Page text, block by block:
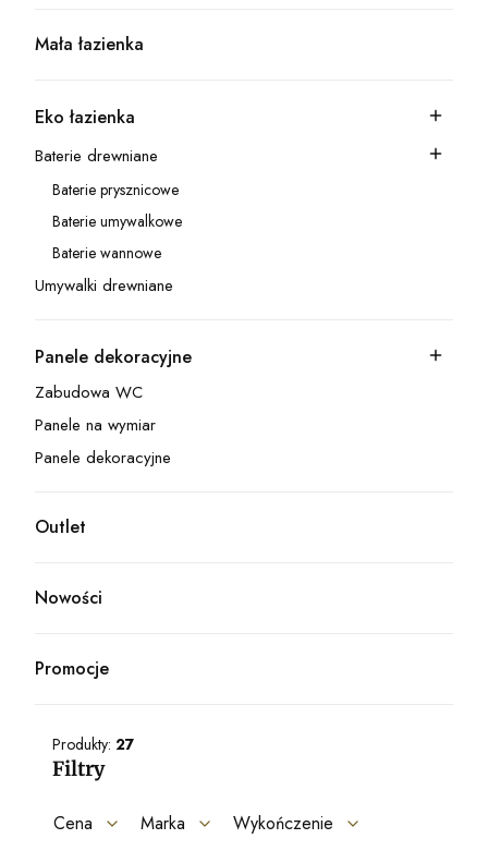
Kategoria - Mała łazienka
Mała łazienka
Kategoria - Eko łazienka
Eko łazienka
Kategoria - Baterie drewniane
Baterie drewniane
Kategoria - Baterie prysznicowe
Baterie prysznicowe
Kategoria - Baterie umywalkowe
Baterie umywalkowe
Kategoria - Baterie wannowe
Baterie wannowe
Kategoria - Umywalki drewniane
Umywalki drewniane
Kategoria - Panele dekoracyjne
Panele dekoracyjne
Kategoria - Zabudowa WC
Zabudowa WC
Kategoria - Panele na wymiar
Panele na wymiar
Kategoria - Panele dekoracyjne
Panele dekoracyjne
Kategoria - Outlet
Outlet
Nowości
Promocje
Produkty: 27
Filtry
Cena Marka
Wykończenie